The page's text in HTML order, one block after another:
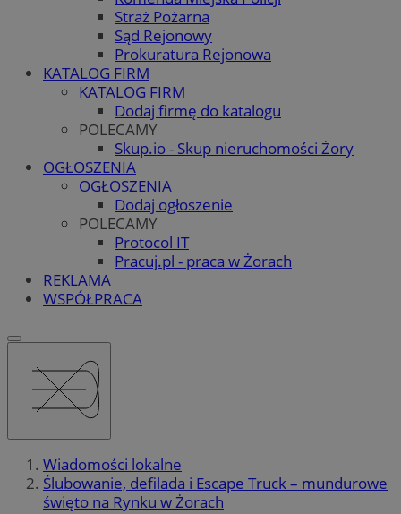
Straż Pożarna
Sąd Rejonowy
Prokuratura Rejonowa
KATALOG FIRM
KATALOG FIRM
Dodaj firmę do katalogu
POLECAMY
Skup.io - Skup nieruchomości Żory
OGŁOSZENIA
OGŁOSZENIA
Dodaj ogłoszenie
POLECAMY
Protocol IT
Pracuj.pl - praca w Żorach
REKLAMA
WSPÓŁPRACA
Wiadomości lokalne
Ślubowanie, defilada i Escape Truck – mundurowe
święto na Rynku w Żorach